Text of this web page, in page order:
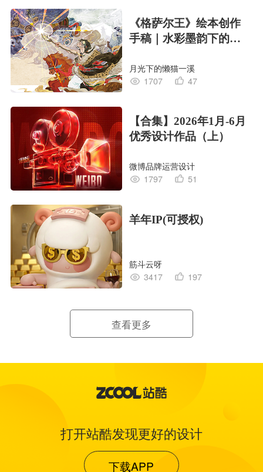
《格萨尔王》绘本创作
手稿｜水彩墨韵下的史
月光下的懒猫一溪
1707
47
【合集】2026年1月-6月
优秀设计作品（上）
微博品牌运营设计
1797
51
羊年IP(可授权)
筋斗云呀
3417
197
查看更多
打开站酷发现更好的设计
下载APP